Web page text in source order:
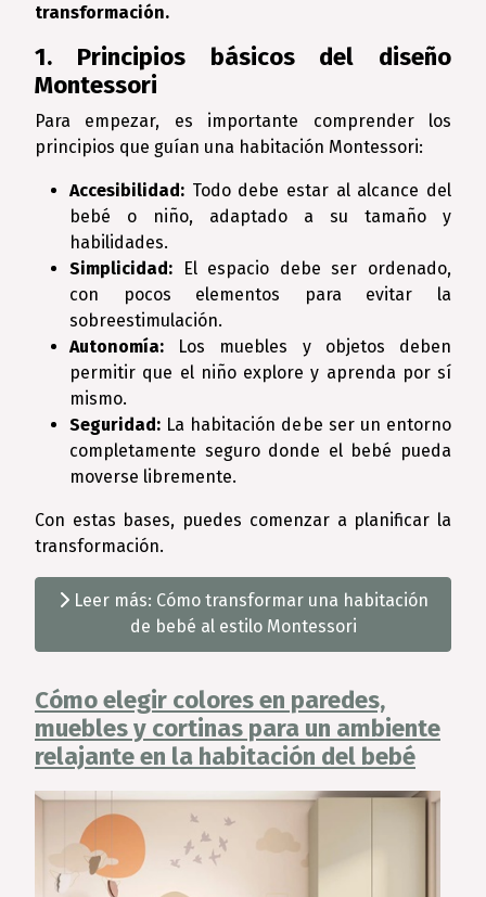
transformación.
1. Principios básicos del diseño
Montessori
Para empezar, es importante comprender los
principios que guían una habitación Montessori:
Accesibilidad: Todo debe estar al alcance del
bebé o niño, adaptado a su tamaño y
habilidades.
Simplicidad: El espacio debe ser ordenado,
con pocos elementos para evitar la
sobreestimulación.
Autonomía: Los muebles y objetos deben
permitir que el niño explore y aprenda por sí
mismo.
Seguridad: La habitación debe ser un entorno
completamente seguro donde el bebé pueda
moverse libremente.
Con estas bases, puedes comenzar a planificar la
transformación.
Leer más: Cómo transformar una habitación
de bebé al estilo Montessori
Cómo elegir colores en paredes,
muebles y cortinas para un ambiente
relajante en la habitación del bebé